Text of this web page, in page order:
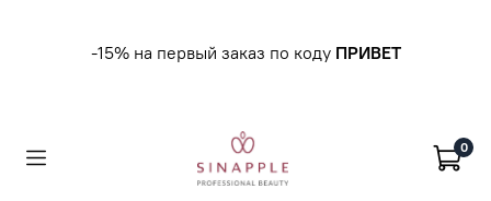
-15% на первый заказ по коду ПРИВЕТ
0